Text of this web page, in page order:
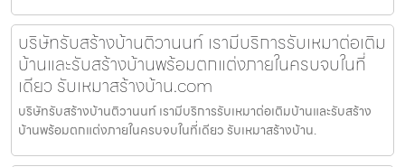
บริษัทรับสร้างบ้านติวานนท์ เรามีบริการรับเหมาต่อเติม
บ้านและรับสร้างบ้านพร้อมตกแต่งภายในครบจบในที่
เดียว รับเหมาสร้างบ้าน.com
บริษัทรับสร้างบ้านติวานนท์ เรามีบริการรับเหมาต่อเติมบ้านและรับสร้าง
บ้านพร้อมตกแต่งภายในครบจบในที่เดียว รับเหมาสร้างบ้าน.